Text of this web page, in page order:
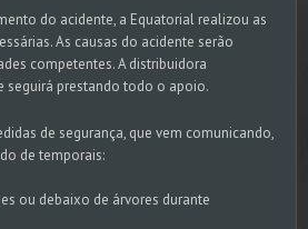
do acidente, a Equatorial realizou as
As causas do acidente serão
competentes. A distribuidora
seguirá prestando todo o apoio.
de segurança, que vem comunicando,
de temporais:
ou debaixo de árvores durante